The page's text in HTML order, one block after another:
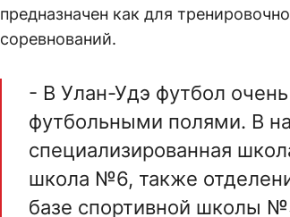
предназначен как для
соревнований.
- В Улан-Удэ футбол
футбольными полями. В
специализированная
школа №6, также
базе спортивной школы